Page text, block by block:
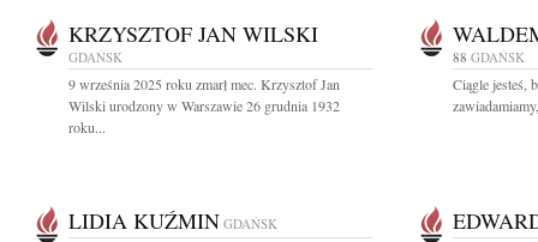
KRZYSZTOF JAN WILSKI
GDAŃSK
9 września 2025 roku zmarł mec. Krzysztof Jan
Wilski urodzony w Warszawie 26 grudnia 1932
roku...
88 GDAŃSK
Ciągle jesteś,
LIDIA KUŹMIN GDAŃSK